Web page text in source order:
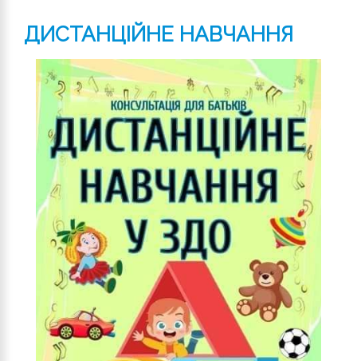
ДИСТАНЦІЙНЕ НАВЧАННЯ